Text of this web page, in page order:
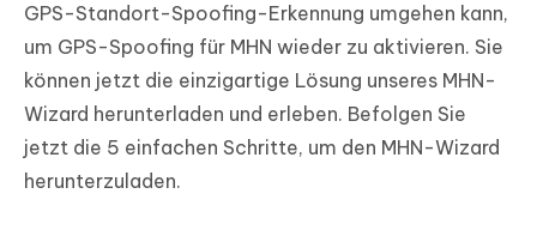
GPS-Standort-Spoofing-Erkennung umgehen kann,
um GPS-Spoofing für MHN wieder zu aktivieren. Sie
können jetzt die einzigartige Lösung unseres MHN-
Wizard herunterladen und erleben. Befolgen Sie
jetzt die 5 einfachen Schritte, um den MHN-Wizard
herunterzuladen.